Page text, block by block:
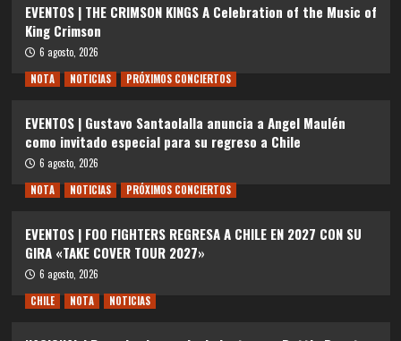
EVENTOS | THE CRIMSON KINGS A Celebration of the Music of
King Crimson
6 agosto, 2026
NOTA
NOTICIAS PRÓXIMOS CONCIERTOS
EVENTOS | Gustavo Santaolalla anuncia a Angel Maulén
como invitado especial para su regreso a Chile
6 agosto, 2026
NOTA
NOTICIAS PRÓXIMOS CONCIERTOS
EVENTOS | FOO FIGHTERS REGRESA A CHILE EN 2027 CON SU
GIRA «TAKE COVER TOUR 2027»
6 agosto, 2026
CHILE
NOTA NOTICIAS